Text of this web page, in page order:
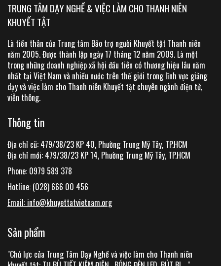
TRUNG TÂM DẠY NGHỀ & VIỆC LÀM CHO THANH NIÊN
KHUYẾT TẬT
Là tiền thân của Trung tâm Bảo trợ người Khuyết tật Thanh niên
năm 2005. Được thành lập ngày 17 tháng 12 năm 2009. Là một
trong những doanh nghiệp xã hội đầu tiên có thương hiệu lâu năm
nhất tại Việt Nam và nhiều nước trên thế giới trong lĩnh vực giảng
dạy và việc làm cho Thanh niên Khuyết tật chuyên ngành điện tử,
viễn thông.
Thông tin
Địa chỉ cũ: 479/38/23 KP 40, Phường Trung Mỹ Tây, TP.HCM
Địa chỉ mới: 479/38/23 KP 14, Phường Trung Mỹ Tây, TP.HCM
Phone: 0979 589 378
Hotline: (028) 666 00 456
Email: info@khuyettatvietnam.org
Sản phẩm
"Chủ lực của Trung Tâm Dạy Nghề và việc làm cho Thanh niên